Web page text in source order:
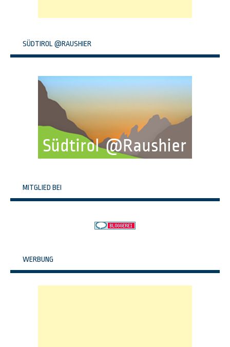
SÜDTIROL @RAUSHIER
MITGLIED BEI
WERBUNG